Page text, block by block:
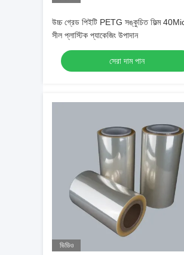
উচ্চ গ্রেড পিইটি PETG সঙ্কুচিত ফিল্ম
সীল প্লাস্টিক প্যাকেজিং উপাদান
সেরা দাম পান
ভিডিও